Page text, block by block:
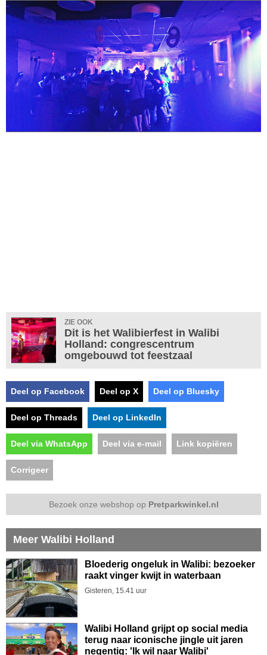
ZIE OOK
Dit is het Walibierfest in Walibi
Holland: congrescentrum
omgebouwd tot feestzaal
Deel op Facebook Deel op X Deel op Bluesky
Deel op Threads Deel op LinkedIn
Deel via WhatsApp Deel via e-mail Link kopiëren
Corrigeer
Bezoek onze webshop op Pretparkwinkel.nl
Meer Walibi Holland
Bloederig ongeluk in Walibi: bezoeker
raakt vinger kwijt in waterbaan
Gisteren, 15.41 uur
Walibi Holland grijpt op social media
terug naar iconische jingle uit jaren
negentig: 'Ik wil naar Walibi'